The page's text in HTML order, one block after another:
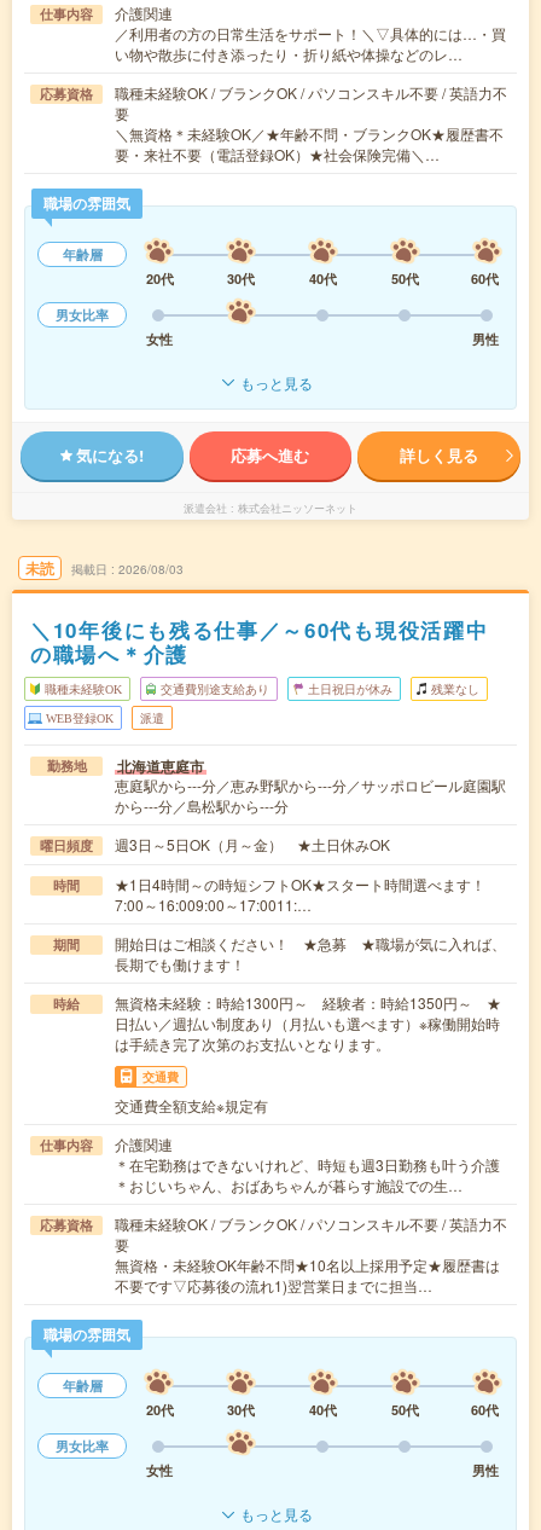
仕事内容
介護関連
／利用者の方の日常生活をサポート！＼▽具体的には…・買
い物や散歩に付き添ったり・折り紙や体操などのレ…
応募資格
職種未経験OK / ブランクOK / パソコンスキル不要 / 英語力不
要
＼無資格＊未経験OK／★年齢不問・ブランクOK★履歴書不
要・来社不要（電話登録OK）★社会保険完備＼…
職場の雰囲気
年齢層
20代
30代 40代 50代
60代
男女比率
女性
男性
もっと見る
気になる! 応募へ進む 詳しく見る
派遣会社 株式会社ニッソーネット
未読 掲載日 2026/08/03
＼10年後にも残る仕事／～60代も現役活躍中
の職場へ＊介護
職種未経験OK 交通費別途支給あり 土日祝日が休み 残業なし
WEB登録OK 派遣
勤務地 北海道恵庭市
恵庭駅から---分／恵み野駅から---分／サッポロビール庭園駅
から---分／島松駅から---分
曜日頻度 週3日～5日OK（月～金） ★土日休みOK
時間
★1日4時間～の時短シフトOK★スタート時間選べます！
7:00～16:009:00～17:0011:…
期間
開始日はご相談ください！ ★急募 ★職場が気に入れば、
長期でも働けます！
時給
無資格未経験：時給1300円～ 経験者：時給1350円～ ★
日払い／週払い制度あり（月払いも選べます）※稼働開始時
は手続き完了次第のお支払いとなります。
交通費
交通費全額支給※規定有
仕事内容
介護関連
＊在宅勤務はできないけれど、時短も週3日勤務も叶う介護
＊おじいちゃん、おばあちゃんが暮らす施設での生…
応募資格
職種未経験OK / ブランクOK / パソコンスキル不要 / 英語力不
要
無資格・未経験OK年齢不問★10名以上採用予定★履歴書は
不要です▽応募後の流れ1)翌営業日までに担当…
職場の雰囲気
年齢層
20代
30代 40代 50代
60代
男女比率
女性
男性
もっと見る